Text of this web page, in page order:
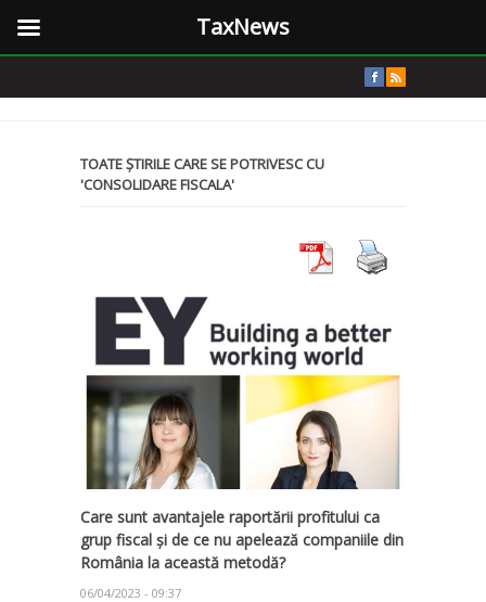
TOATE ȘTIRILE CARE SE POTRIVESC CU
'CONSOLIDARE FISCALA'
Care sunt avantajele raportării profitului ca
grup fiscal și de ce nu apelează companiile din
România la această metodă?
06/04/2023 - 09:37
TaxNews